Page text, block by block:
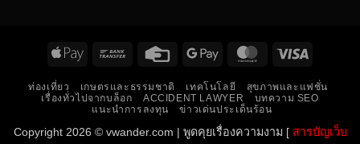
Apple
Bank
Credit
Google
MasterCard
ท่องเที่ยว เกษตรและธรรมชาติ เทคโนโลยี
สุขภาพและแฟชั่น
เรื่องทั่วไปจากบล็อก
ACCIDENT LAWYER
บทความ SEO
แนะนำการลงทุน
ข่าวเด่นประเด็นร้อน
Copyright 2026 © vwander.com | พูดคุยเรื่องความงาม [ สารบัญเว็บ